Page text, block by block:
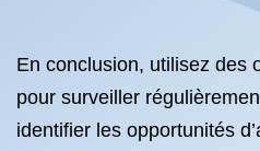
En conclusion, utilisez des
pour surveiller
identifier les opportunités